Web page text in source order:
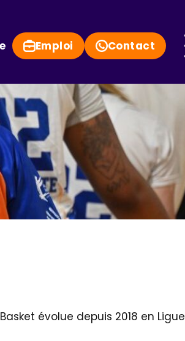
Emploi Contact
évolue depuis 2018 en Ligue